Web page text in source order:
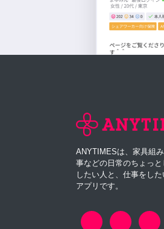
ANYTIMESは、家具組
事などの日常のちょっ
したい人と、仕事をし
アプリです。